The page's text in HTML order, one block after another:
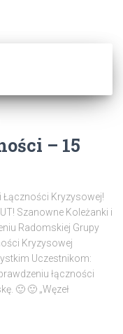
– 15
Łączności Kryzysowej!
Szanowne Koleżanki i
Radomskiej Grupy
Kryzysowej
Uczestnikom:
łączności
🙂 🙂 „Węzeł